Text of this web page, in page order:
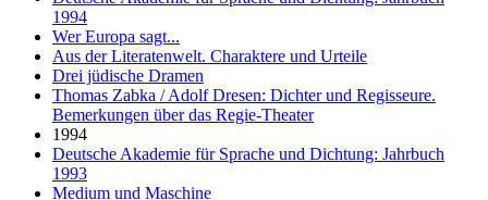
1994
Wer Europa sagt...
Aus der Literatenwelt. Charaktere und Urteile
Drei jüdische Dramen
Thomas Zabka / Adolf Dresen: Dichter und Regisseure.
Bemerkungen über das Regie-Theater
1994
Deutsche Akademie für Sprache und Dichtung: Jahrbuch
1993
Medium und Maschine